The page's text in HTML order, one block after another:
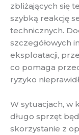
zbliżających się
szybką reakcję
technicznych.
szczegółowych
eksploatacji,
co pomaga
ryzyko
W sytuacjach, w
długo sprzęt
skorzystanie z